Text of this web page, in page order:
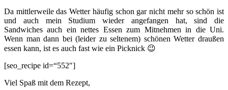
Da mittlerweile das Wetter häufig schon gar nicht mehr so schön ist
und auch mein Studium wieder angefangen hat, sind die
Sandwiches auch ein nettes Essen zum Mitnehmen in die Uni.
Wenn man dann bei (leider zu seltenem) schönen Wetter draußen
essen kann, ist es auch fast wie ein Picknick 😉
[seo_recipe id=“552″]
Viel Spaß mit dem Rezept,